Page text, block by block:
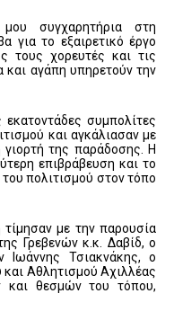
συγχαρητήρια στη
για το εξαιρετικό έργο
τους χορευτές και τις
και αγάπη υπηρετούν την
συμπολίτες
και αγκάλιασαν με
της παράδοσης. Η
επιβράβευση και το
πολιτισμού στον τόπο
με την παρουσία
Γρεβενών κ.κ. Δαβίδ, ο
Ιωάννης Τσιακνάκης, ο
και Αθλητισμού Αχιλλέας
και θεσμών του τόπου,